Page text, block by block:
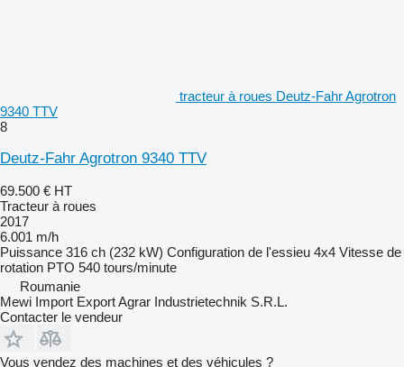
tracteur à roues Deutz-Fahr Agrotron
9340 TTV
8
Deutz-Fahr Agrotron 9340 TTV
69.500 € HT
Tracteur à roues
2017
6.001 m/h
Puissance 316 ch (232 kW) Configuration de l'essieu 4x4 Vitesse de
rotation PTO 540 tours/minute
Roumanie
Mewi Import Export Agrar Industrietechnik S.R.L.
Contacter le vendeur
Vous vendez des machines et des véhicules ?